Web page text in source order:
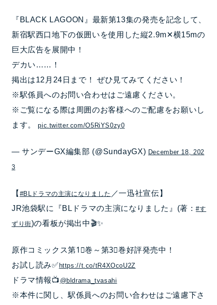
『BLACK LAGOON』最新第13集の発売を記念して、
新宿駅西口地下の仮囲いを使用した縦2.9m✕横15mの
巨大広告を展開中！
デカい……！
掲出は12月24日まで！ ぜひ見てみてください！
※駅係員へのお問い合わせはご遠慮ください。
※ご覧になる際は周囲のお客様へのご配慮をお願いし
ます。pic.twitter.com/O5RiYS0zy0
— サンデーGX編集部 (@SundayGX) December 18, 202
3
【 #BLドラマの主演になりました ／一迅社宣伝】
JR池袋駅に『BLドラマの主演になりました』(著：#す
ずり街)の看板が掲出中🎬✨
原作コミックス第1⃣巻～第3⃣巻好評発売中！
お試し読み✅https://t.co/tR4XOcoU2Z
ドラマ情報📺 @bldrama_tvasahi
※本件に関し、駅係員へのお問い合わせはご遠慮下さ